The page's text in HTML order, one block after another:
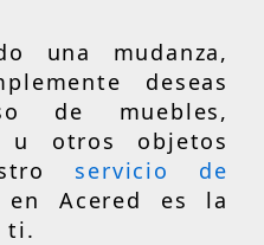
una mudanza,
deseas
de muebles,
u otros objetos
servicio de
en Acered es la
ti.